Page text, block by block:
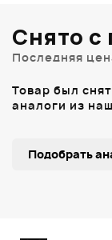
Снято
Последняя
Товар был
аналоги из
Подобрать